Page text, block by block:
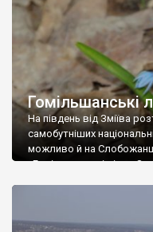
Гомільшанські
На південь від Зміїва
самобутніших
можливо й на
«Гомільшанські ліси».
XVIII ст. було